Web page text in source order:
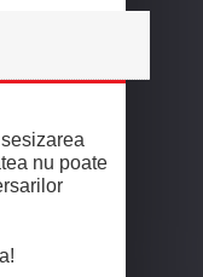
nu poate